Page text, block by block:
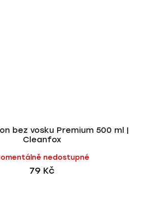
bez vosku Premium 500 ml |
Cleanfox
nedostupné
79 Kč